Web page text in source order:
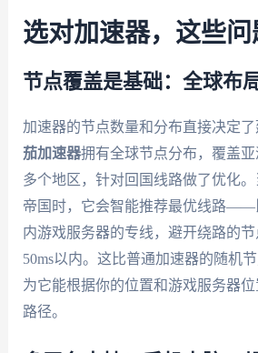
选对加速器，这些
节点覆盖是基础：全球布
加速器的节点数量和分布直接决定
茄加速器拥有全球节点分布，覆盖
多个地区，针对回国线路做了优化
帝国时，它会智能推荐最优线路——
内游戏服务器的专线，避开绕路的节
50ms以内。这比普通加速器的随机
为它能根据你的位置和游戏服务器
路径。